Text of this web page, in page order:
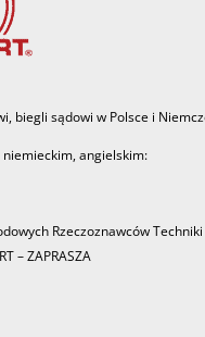
biegli sądowi w Polsce i
niemieckim, angielskim:
Rzeczoznawców Techniki
– ZAPRASZA